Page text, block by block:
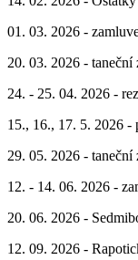
01. 03. 2026 -
20. 03. 2026 -
24. - 25. 04. 2026 -
15., 16., 17. 5. 2026
29. 05. 2026 -
12. - 14. 06. 2026 -
20. 06. 2026 -
12. 09. 2026 -